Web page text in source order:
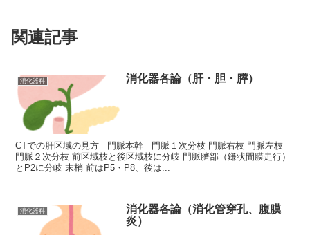
関連記事
消化器科 消化器各論（肝・胆・膵）
CTでの肝区域の見方 門脈本幹 門脈１次分枝 門脈右枝 門脈左枝
門脈２次分枝 前区域枝と後区域枝に分岐 門脈臍部（鎌状間膜走行）
とP2に分岐 末梢 前はP5・P8、後は...
消化器科
消化器各論（消化管穿孔、腹膜
炎）